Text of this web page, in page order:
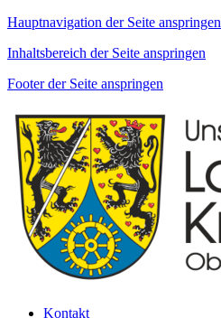
Hauptnavigation der Seite anspringen
Inhaltsbereich der Seite anspringen
Footer der Seite anspringen
Kontakt